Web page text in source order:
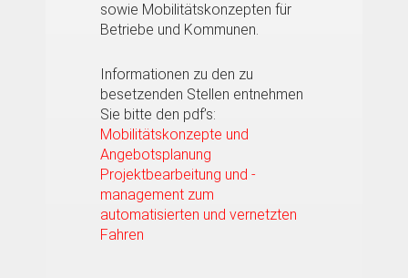
sowie Mobilitätskonzepten für
Betriebe und Kommunen.
Informationen zu den zu
besetzenden Stellen entnehmen
Sie bitte den pdf’s:
Mobilitätskonzepte und
Angebotsplanung
Projektbearbeitung und -
management zum
automatisierten und vernetzten
Fahren